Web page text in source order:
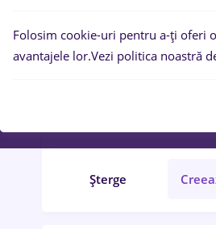
Filtre
Șterge
Folosim cookie-uri pentru a-ți oferi
avantajele lor.Vezi politica noastră